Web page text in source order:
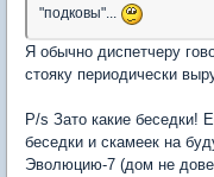
"подковы"...
Я обычно диспетчеру
стояку периодически
P/s Зато какие беседки!
беседки и скамеек на
Эволюцию-7 (дом не